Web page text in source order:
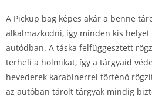
A Pickup bag képes akár a benne
alkalmazkodni, így minden kis
autódban. A táska felfüggesztett
terheli a holmikat, így a tárgyaid
hevederek karabinerrel történő
az autóban tárolt tárgyak mindig